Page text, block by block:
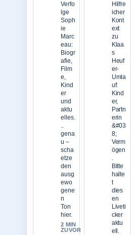
Verfo
lge
Soph
ie
Marc
eau:
Biogr
afie,
Film
e,
Kind
er
und
aktu
elles.
..
gena
u –
scha
etze
den
ausg
ewo
gene
n
Ton
hier.
2 MIN
ZUVOR
Hilfre
icher
Kont
ext
zu
Klaa
s
Heuf
er-
Umla
uf:
Kind
er,
Partn
erin
&#03
8;
Verm
ögen
.
Bitte
halte
t
dies
en
Liveti
cker
aktu
ell.